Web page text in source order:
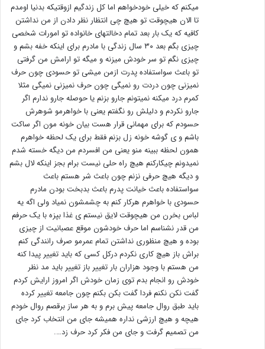
میکنم که خیلی خودخواهم اما کل زندگیم ازوقتیکه بدنیا اومدم
تا الان هیچوقت تو هیچ چی انتظار نظر دادن از من نداشتن
کافیه که یک بار بعد تمام دخالتهای خانواده تو امورات شخصی
چیزی بگم بعد ۳۰ سال زندگی با مادرم برای اینکه خفه بشم و
چیزی نگم تو سر خودش میزنه و میگه تو ارامش من گرفتی
تو باعث سواستفاده پدرت ازمن میشی تو حسودی چون حرف
نمیزنی چون دردت رو نمیگی چون حرف نمیزنی نمیگی مثلا
کمرم درد میکنه نمیتونم جارو بزنم یا حوصله جارو ندارم اگر
جارو نکردم و دلیلش رو نگفتم یعنی با خواهرمو شوهرش
حسودم که برای مهمانی قرار هست بیان خونه مون اگر ساکت
باشم و ی گوشه خونه زل بزنم فقط برای یک لحظه خواهرم
همون لحظه ببینه منو یعنی من افسردم من دیگه خسته شدم
نمیدونم چیکارکنم هیچ راه حلی نیست برام بجز اینکه لال بشم
و دیگه هیچ حرفی نزنم چون باعث شر هستم باعث
سواستفاده باعث خیانت پدرم باعث بدبخت بودن مادرم
حسودی با خواهرم هرکار کنم به چشمشون نمیاد ولی اگه یه
لباس بخرن من هیچوقت لایق نیستم ی غذا بپزه با یک حرفم
من قدر نشناسم اما حرف خودشون موقع عصبانیت از چیزی
بوده و هیچ منظوری نداشتن تمام عمرمو صرف رانندگی کنم
براش باز هیچ کاری نکردم درکل کسی که باید تغییر پیدا کنه
من هستم با وجود هزاران بار تغییر باز تغییر باید مد نظر
خودش رو انجام بدم توی زمان خودش اگر امروز ارایش کردم
گفت نکن نکنم فردا گفت بکن بکنم چون جامعه تغییر کرده
باید طبق روال جامعه پیش برم و به هر ساز برقصم روال خودم
هیچه و هیچ ارزشی نداره همیشه جای من انتخاب کرد جای
من تصمیم گرفت و جای من فکر کرد حرف زد….